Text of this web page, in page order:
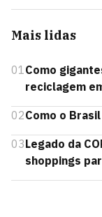
Mais lidas
01 Como
reciclagem
02Como o
03Legado da
shoppings